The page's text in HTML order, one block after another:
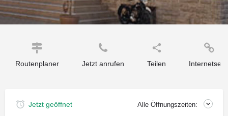
Routenplaner Jetzt anrufen Teilen
Jetzt geöffnet Alle Öffnungszeiten: